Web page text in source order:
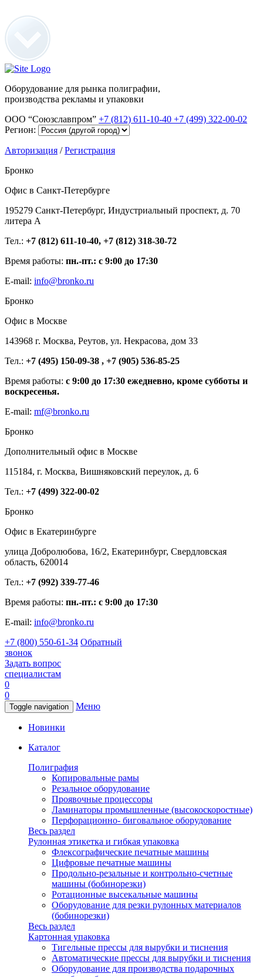
Оборудование для рынка полиграфии,
производства рекламы и упаковки
ООО “Союзславпром” +7 (812) 611-10-40 +7 (499) 322-00-02
Регион:
Авторизация /Регистрация
Бронко
Офис в Санкт-Петербурге
195279 Санкт-Петербург, Индустриальный проспект, д. 70
литера А
Тел.: +7 (812) 611-10-40, +7 (812) 318-30-72
Время работы: пн.-пт.: с 9:00 до 17:30
E-mail: info@bronko.ru
Бронко
Офис в Москве
143968 г. Москва, Реутов, ул. Некрасова, дом 33
Тел.: +7 (495) 150-09-38 , +7 (905) 536-85-25
Время работы: с 9:00 до 17:30 ежедневно, кроме субботы и
воскресенья.
E-mail: mf@bronko.ru
Бронко
Дополнительный офис в Москве
115184, г. Москва, Вишняковский переулок, д. 6
Тел.: +7 (499) 322-00-02
Бронко
Офис в Екатеринбурге
улица Добролюбова, 16/2, Екатеринбург, Свердловская
область, 620014
Тел.: +7 (992) 339-77-46
Время работы: пн.-пт.: с 9:00 до 17:30
E-mail: info@bronko.ru
+7 (800) 550-61-34 Обратный
звонок
Задать вопрос
специалистам
0
0
Toggle navigation Меню
Новинки
Каталог
Полиграфия
Копировальные рамы
Резальное оборудование
Проявочные процессоры
Ламинаторы промышленные (высокоскоростные)
Перфорационно- биговальное оборудование
Весь раздел
Рулонная этикетка и гибкая упаковка
Флексографические печатные машины
Цифровые печатные машины
Продольно-резальные и контрольно-счетные
машины (бобинорезки)
Ротационные высекальные машины
Оборудование для резки рулонных материалов
(бобинорезки)
Весь раздел
Картонная упаковка
Тигельные прессы для вырубки и тиснения
Автоматические прессы для вырубки и тиснения
Оборудование для производства подарочных